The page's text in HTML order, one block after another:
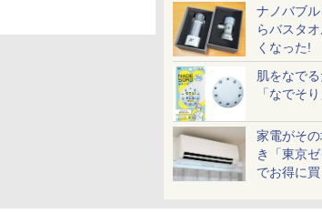
ナノバブ
らバスタ
くなった!
肌をなで
「なでそ
家電がその
き「東京
でお得に